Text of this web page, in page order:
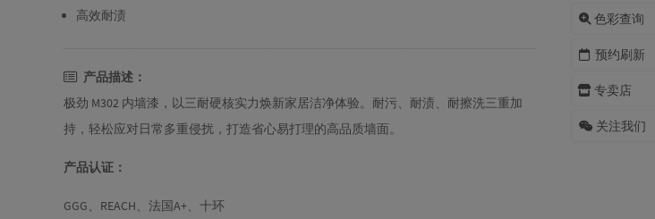
色彩查询
预约刷新
专卖店
关注我们
高效耐渍
产品描述：
极劲 M302 内墙漆，以三耐硬核实力焕新家居洁净体验。耐污、耐渍、耐擦洗三重加
持，轻松应对日常多重侵扰，打造省心易打理的高品质墙面。
产品认证：
GGG、REACH、法国A+、十环